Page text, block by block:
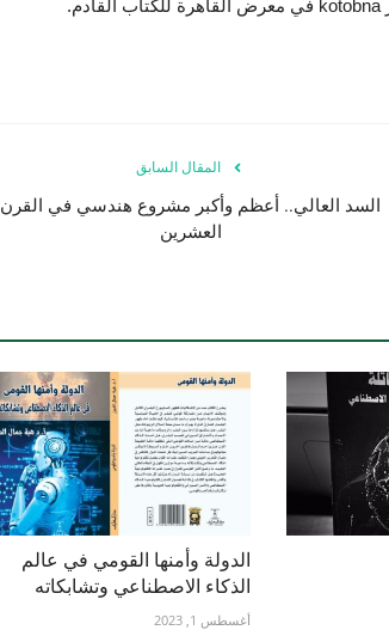
المقال السابق
السد العالي.. أعظم وأكبر مشروع هندسي في القرن
العشرين
الدولة وأمنها القومي في عالم
الذكاء الاصطناعي وتشابكاته
أغسطس 1, 2023